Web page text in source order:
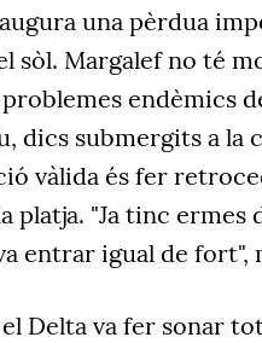
una pèrdua
sòl. Margalef no té
endèmics
dics submergits a la
vàlida és fer
platja. "Ja tinc ermes
entrar igual de fort",
Delta va fer sonar